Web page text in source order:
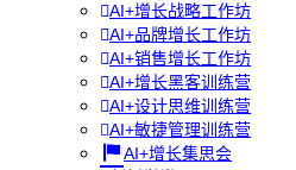
AI+增长战略工作坊
AI+品牌增长工作坊
AI+销售增长工作坊
AI+增长黑客训练营
AI+设计思维训练营
AI+敏捷管理训练营
AI+增长集思会